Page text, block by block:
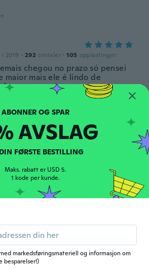
2019 · 292 omtaler · 105 opplastinger
chegou no prazo só pensei
maior mais ele é lindo de
eu amei vou usar mt as
são brilhantes e coloridas
i 2019 · 101 omtaler · 62 opplastinger
2012
AVSLAG
FØRSTE BESTILLING
Maks. rabatt er USD 5.
1 kode per kunde.
markedsføringsmateriell og informasjon om
besparelser!)